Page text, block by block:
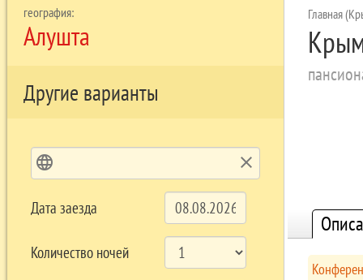
Алушта
Другие варианты
language clear
Дата заезда
Количество ночей
Главная